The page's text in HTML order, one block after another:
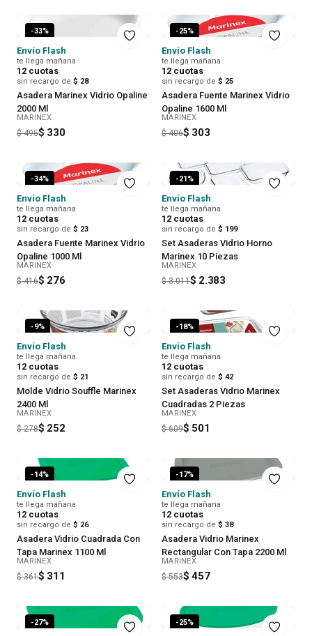
-33%
Envío Flash
te llega mañana
12 cuotas
sin recargo de $ 28
Asadera Marinex Vidrio Opaline
2000 Ml
MARINEX
$ 495$ 330
-25%
Envío Flash
te llega mañana
12 cuotas
sin recargo de $ 25
Asadera Fuente Marinex Vidrio
Opaline 1600 Ml
MARINEX
$ 406$ 303
-34%
Envío Flash
te llega mañana
12 cuotas
sin recargo de $ 23
Asadera Fuente Marinex Vidrio
Opaline 1000 Ml
MARINEX
$ 416$ 276
-21%
Envío Flash
te llega mañana
12 cuotas
sin recargo de $ 199
Set Asaderas Vidrio Horno
Marinex 10 Piezas
MARINEX
$ 3.011$ 2.383
-9%
Envío Flash
te llega mañana
12 cuotas
sin recargo de $ 21
Molde Vidrio Souffle Marinex
2400 Ml
MARINEX
$ 278$ 252
-18%
Envío Flash
te llega mañana
12 cuotas
sin recargo de $ 42
Set Asaderas Vidrio Marinex
Cuadradas 2 Piezas
MARINEX
$ 609$ 501
-14%
Envío Flash
te llega mañana
12 cuotas
sin recargo de $ 26
Asadera Vidrio Cuadrada Con
Tapa Marinex 1100 Ml
MARINEX
$ 361$ 311
-17%
Envío Flash
te llega mañana
12 cuotas
sin recargo de $ 38
Asadera Vidrio Marinex
Rectangular Con Tapa 2200 Ml
MARINEX
$ 553$ 457
-27% -25%